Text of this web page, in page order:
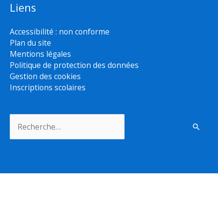
Liens
Accessibilité : non conforme
Plan du site
Mentions légales
Politique de protection des données
Gestion des cookies
Inscriptions scolaires